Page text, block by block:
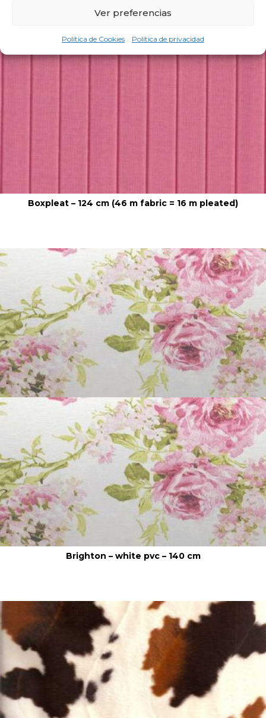
Ver preferencias
Política de Cookies Política de privacidad
Boxpleat – 124 cm (46 m fabric = 16 m pleated)
Brighton – white pvc – 140 cm